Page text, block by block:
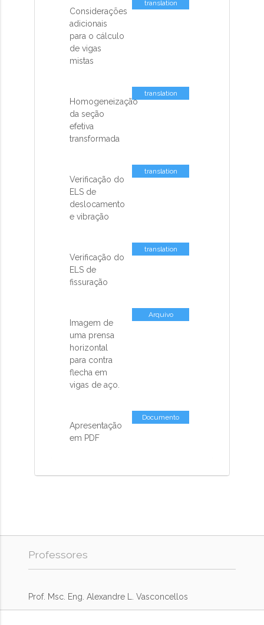
Considerações
adicionais
para o cálculo
de vigas
mistas
translation
Homogeneização
da seção
efetiva
transformada
translation
Verificação do
ELS de
deslocamento
e vibração
translation
Verificação do
ELS de
fissuração
translation
Imagem de
uma prensa
horizontal
para contra
flecha em
vigas de aço.
Arquivo
Apresentação
em PDF
Documento
Professores
Prof. Msc. Eng. Alexandre L. Vasconcellos